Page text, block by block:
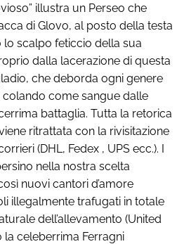
illustra un Perseo che
di Glovo, al posto della testa
lo scalpo feticcio della sua
dalla lacerazione di questa
che deborda ogni genere
come sangue dalle
battaglia. Tutta la retorica
ritrattata con la rivisitazione
(DHL, Fedex , UPS ecc.). I
nella nostra scelta
nuovi cantori d’amore
illegalmente trafugati in totale
dell’allevamento (United
la celeberrima Ferragni